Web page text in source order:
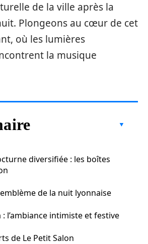
de la ville après la
Plongeons au cœur de cet
où les lumières
la musique
diversifiée : les boîtes
de la nuit lyonnaise
: l’ambiance intimiste et festive
de Le Petit Salon